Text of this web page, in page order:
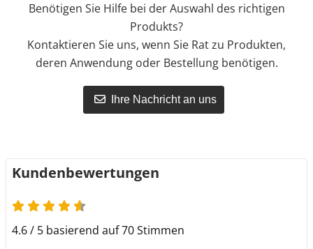
Benötigen Sie Hilfe bei der Auswahl des richtigen
Produkts?
Kontaktieren Sie uns, wenn Sie Rat zu Produkten,
deren Anwendung oder Bestellung benötigen.
Ihre Nachricht an uns
Kundenbewertungen
4.6 von 5
4.6 / 5 basierend auf 70 Stimmen